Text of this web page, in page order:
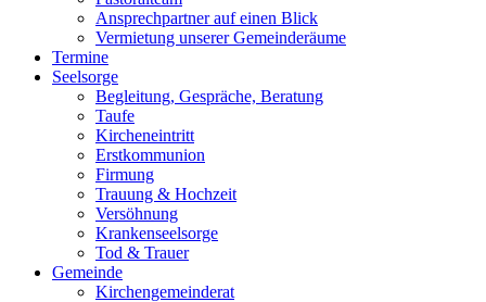
Ansprechpartner auf einen Blick
Vermietung unserer Gemeinderäume
Termine
Seelsorge
Begleitung, Gespräche, Beratung
Taufe
Kircheneintritt
Erstkommunion
Firmung
Trauung & Hochzeit
Versöhnung
Krankenseelsorge
Tod & Trauer
Gemeinde
Kirchengemeinderat